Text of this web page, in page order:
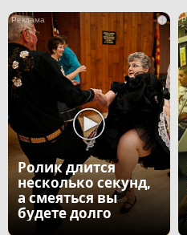
i
Ролик длится
несколько секунд,
а смеяться вы
будете долго